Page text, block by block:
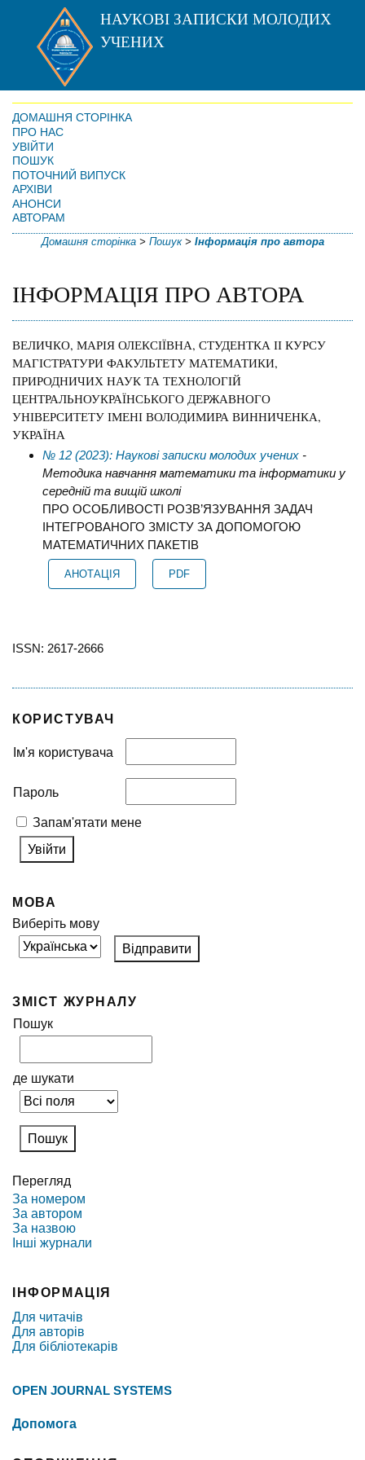
НАУКОВІ ЗАПИСКИ МОЛОДИХ
УЧЕНИХ
КОРИСТУВАЧ
Ім'я користувача
Пароль
Запам'ятати мене
МОВА
Виберіть мову
ЗМІСТ ЖУРНАЛУ
Пошук
де шукати
Перегляд
За номером
За автором
За назвою
Інші журнали
ІНФОРМАЦІЯ
Для читачів
Для авторів
Для бібліотекарів
OPEN JOURNAL SYSTEMS
Допомога
ДОМАШНЯ СТОРІНКА
ПРО НАС
УВІЙТИ
ПОШУК
ПОТОЧНИЙ ВИПУСК
АРХІВИ
АНОНСИ
АВТОРАМ
Домашня сторінка> Пошук> Інформація про автора
ІНФОРМАЦІЯ ПРО АВТОРА
ВЕЛИЧКО, МАРІЯ ОЛЕКСІЇВНА, СТУДЕНТКА ІІ КУРСУ
МАГІСТРАТУРИ ФАКУЛЬТЕТУ МАТЕМАТИКИ,
ПРИРОДНИЧИХ НАУК ТА ТЕХНОЛОГІЙ
ЦЕНТРАЛЬНОУКРАЇНСЬКОГО ДЕРЖАВНОГО
УНІВЕРСИТЕТУ ІМЕНІ ВОЛОДИМИРА ВИННИЧЕНКА,
УКРАЇНА
№ 12 (2023): Наукові записки молодих учених -
Методика навчання математики та інформатики у
середній та вищій школі
ПРО ОСОБЛИВОСТІ РОЗВ’ЯЗУВАННЯ ЗАДАЧ
ІНТЕГРОВАНОГО ЗМІСТУ ЗА ДОПОМОГОЮ
МАТЕМАТИЧНИХ ПАКЕТІВ
АНОТАЦІЯ PDF
ISSN: 2617-2666